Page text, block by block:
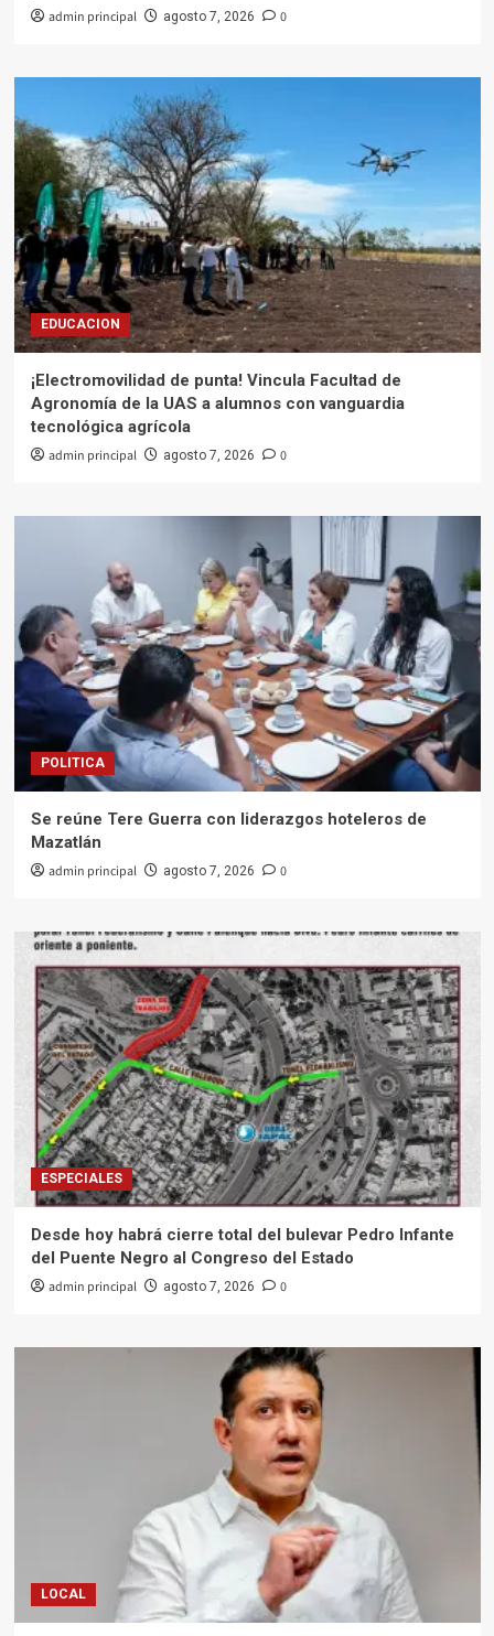
admin principal agosto 7, 2026 0
EDUCACION
¡Electromovilidad de punta! Vincula Facultad de
Agronomía de la UAS a alumnos con vanguardia
tecnológica agrícola
admin principal agosto 7, 2026 0
POLITICA
Se reúne Tere Guerra con liderazgos hoteleros de
Mazatlán
admin principal agosto 7, 2026 0
ESPECIALES
Desde hoy habrá cierre total del bulevar Pedro Infante
del Puente Negro al Congreso del Estado
admin principal agosto 7, 2026 0
LOCAL